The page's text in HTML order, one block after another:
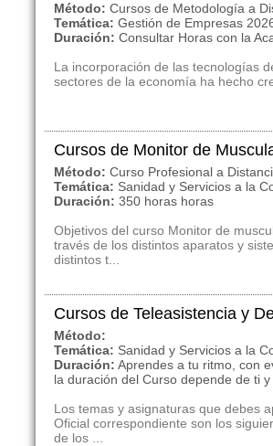
Método: Cursos de Metodología a
Temática: Gestión de Empresas
Duración: Consultar Horas con la
La incorporación de las tecnologías
sectores de la economía ha hecho
Cursos de Monitor de
Método: Curso Profesional a
Temática: Sanidad y Servicios a la
Duración: 350 horas horas
Objetivos del curso Monitor de
través de los distintos aparatos y
distintos t...
Cursos de Teleasistencia y
Método:
Temática: Sanidad y Servicios a la
Duración: Aprendes a tu ritmo, con
la duración del Curso depende de ti
Los temas y asignaturas que debes
Oficial correspondiente son los
de los ...